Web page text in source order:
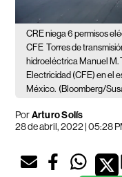
CRE niega 6 permisos
CFE Torres de
hidroeléctrica Manuel M.
Electricidad (CFE) en el
México. (Bloomberg/
PorArturo Solís
28 de abril, 2022 | 05:28